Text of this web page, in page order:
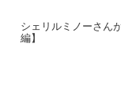
シェリルミノーさん
編】